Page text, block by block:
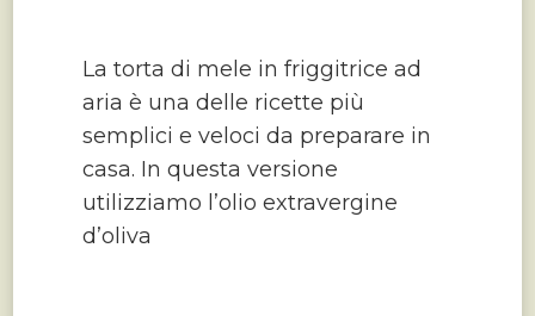
La torta di mele in friggitrice ad
aria è una delle ricette più
semplici e veloci da preparare in
casa. In questa versione
utilizziamo l’olio extravergine
d’oliva